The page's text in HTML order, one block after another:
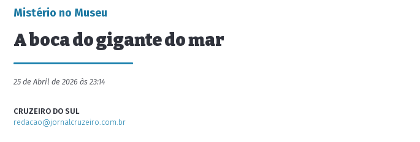
Mistério no Museu
A boca do gigante do mar
25 de Abril de 2026 às 23:14
CRUZEIRO DO SUL
redacao@jornalcruzeiro.com.br